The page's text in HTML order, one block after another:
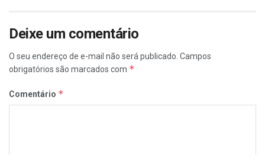
Deixe um comentário
O seu endereço de e-mail não será publicado. Campos
obrigatórios são marcados com *
Comentário *